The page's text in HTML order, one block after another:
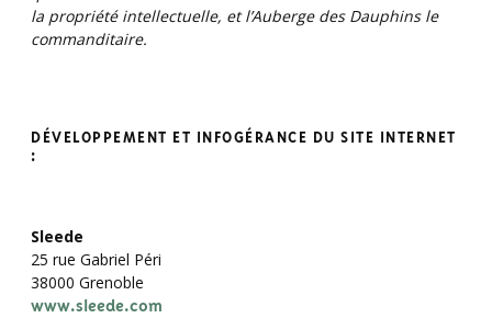
la propriété intellectuelle, et l’Auberge des Dauphins le
commanditaire.
DÉVELOPPEMENT ET INFOGÉRANCE DU SITE INTERNET
:
Sleede
25 rue Gabriel Péri
38000 Grenoble
www.sleede.com